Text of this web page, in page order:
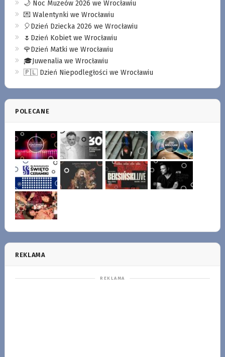
🌙 Noc Muzeów 2026 we Wrocławiu
💌 Walentynki we Wrocławiu
🎈Dzień Dziecka 2026 we Wrocławiu
🌷Dzień Kobiet we Wrocławiu
🌹Dzień Matki we Wrocławiu
🎓Juwenalia we Wrocławiu
🇵🇱 Dzień Niepodległości we Wrocławiu
POLECANE
REKLAMA